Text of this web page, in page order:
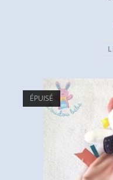
ÉPUISÉ